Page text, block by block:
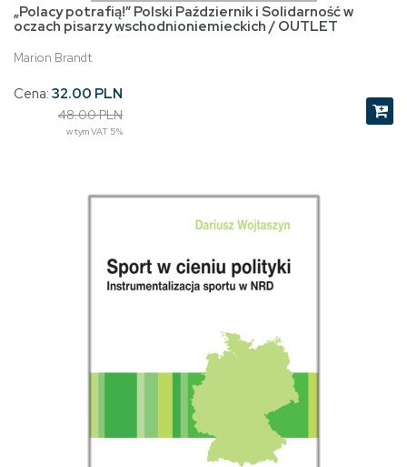
„Polacy potrafią!” Polski Październik i Solidarność w
oczach pisarzy wschodnioniemieckich / OUTLET
Marion Brandt
Cena: 32.00 PLN
48.00 PLN
w tym VAT 5%